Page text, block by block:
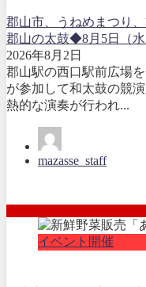
郡山市、うねめまつり
郡山の太鼓◆8月5日（水
2026年8月2日
郡山駅の西口駅前広場
が参加して和太鼓の競
熱的な演奏が行われ...
mazasse_staff
イベント開催